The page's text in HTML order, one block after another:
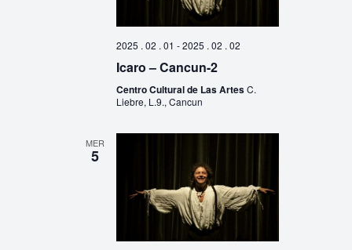
2025 . 02 . 01 -2025 . 02 . 02
Icaro – Cancun-2
Centro Cultural de Las ArtesC.
Liebre, L.9., Cancun
MER
5